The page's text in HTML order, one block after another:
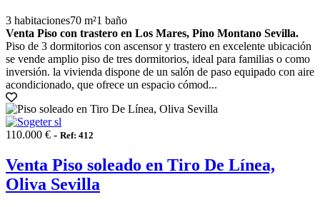
3 habitaciones70 m²1 baño
Venta Piso con trastero en Los Mares, Pino Montano Sevilla.
Piso de 3 dormitorios con ascensor y trastero en excelente ubicación
se vende amplio piso de tres dormitorios, ideal para familias o como
inversión. la vivienda dispone de un salón de paso equipado con aire
acondicionado, que ofrece un espacio cómod...
110.000 € - Ref: 412
Venta Piso soleado en Tiro De Línea,
Oliva Sevilla